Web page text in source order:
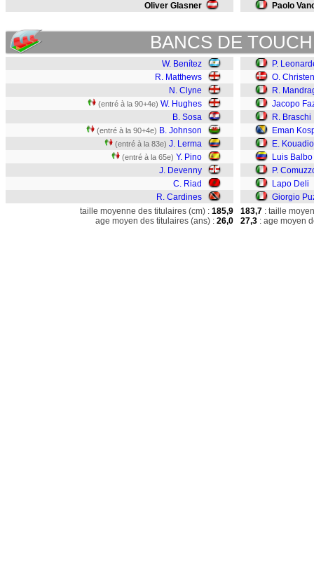
Oliver Glasner Paolo
BANCS DE
W. Benítez
R. Matthews
N. Clyne
(entré à la 90+4e) W. Hughes
B. Sosa
(entré à la 90+4e) B. Johnson
(entré à la 83e) J. Lerma
(entré à la 65e) Y. Pino
J. Devenny
C. Riad
R. Cardines
P.
O.
R.
Jacopo
R. Braschi
Eman
E. Kouadio
Luis Balbo
P.
Lapo Deli
Giorgio
taille moyenne des titulaires (cm) : 185,9
age moyen des titulaires (ans) : 26,0
183,7 : taille
27,3 : age moyen